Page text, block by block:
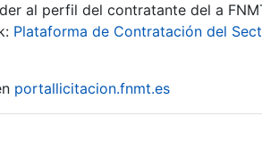
al perfil del contratante del a
Plataforma de Contratación del
portallicitacion.fnmt.es